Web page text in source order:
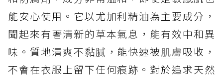
能安心使用。它以尤加利精油為主要成分，
聞起來有著清新的草本氣息，能有效中和異
味。質地清爽不黏膩，能快速被肌膚吸收，
不會在衣服上留下任何痕跡。對於追求天然